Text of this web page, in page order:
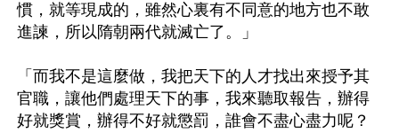
慣，就等現成的，雖然心裏有不同意的地方也不敢
進諫，所以隋朝兩代就滅亡了。」
「而我不是這麼做，我把天下的人才找出來授予其
官職，讓他們處理天下的事，我來聽取報告，辦得
好就獎賞，辦得不好就懲罰，誰會不盡心盡力呢？